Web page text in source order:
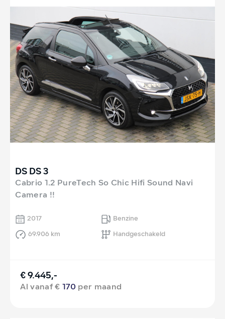
DS DS 3
Cabrio 1.2 PureTech So Chic Hifi Sound Navi
Camera !!
2017
Benzine
69.906 km
Handgeschakeld
€ 9.445,-
Al vanaf €170 per maand